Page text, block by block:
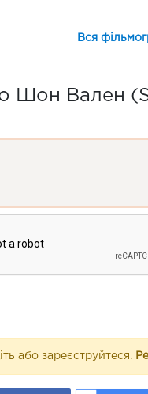
Вся
Шон Вален
або зареєструйтеся.